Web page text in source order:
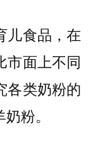
儿食品，在
市面上不同
各类奶粉的
粉。